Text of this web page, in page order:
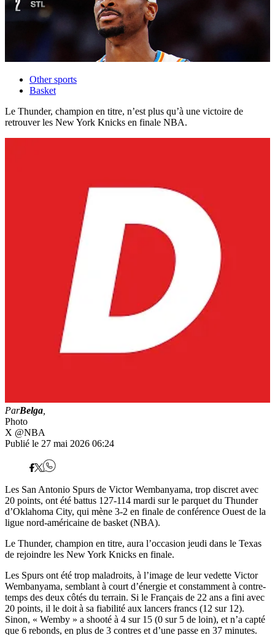
Other sports
Basket
Le Thunder, champion en titre, n’est plus qu’à une victoire de
retrouver les New York Knicks en finale NBA.
ParBelga
Photo
X @NBA
Publié le 27 mai 2026 06:24
Les San Antonio Spurs de Victor Wembanyama, trop discret avec
20 points, ont été battus 127-114 mardi sur le parquet du Thunder
d’Oklahoma City, qui mène 3-2 en finale de conférence Ouest de la
ligue nord-américaine de basket (NBA).
Le Thunder, champion en titre, aura l’occasion jeudi dans le Texas
de rejoindre les New York Knicks en finale.
Les Spurs ont été trop maladroits, à l’image de leur vedette Victor
Wembanyama, semblant à court d’énergie et constamment à contre-
temps des deux côtés du terrain. Si le Français de 22 ans a fini avec
20 points, il le doit à sa fiabilité aux lancers francs (12 sur 12).
Sinon, « Wemby » a shooté à 4 sur 15 (0 sur 5 de loin), et n’a capté
que 6 rebonds, en plus de 3 contres et d’une passe en 37 minutes.